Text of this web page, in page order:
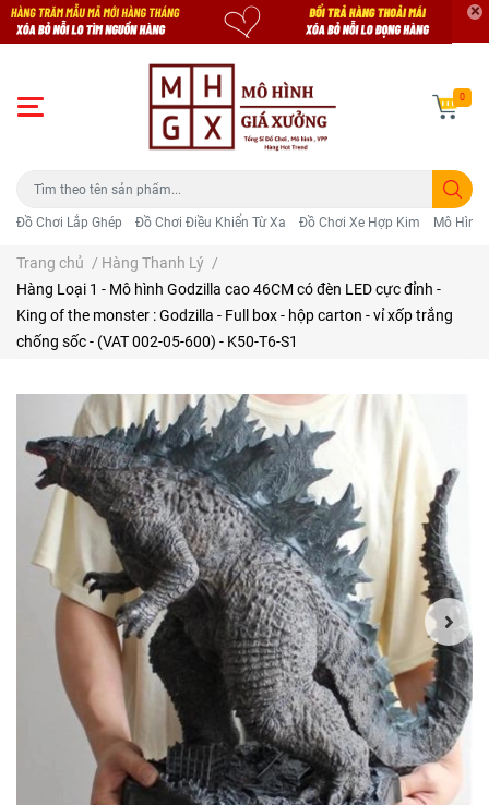
Đồ Chơi Lắp Ghép Đồ Chơi Điều Khiển Từ Xa Đồ Chơi Xe Hợp Kim Mô Hình
0
Trang chủ / Hàng Thanh Lý /
Hàng Loại 1 - Mô hình Godzilla cao 46CM có đèn LED cực đỉnh -
King of the monster : Godzilla - Full box - hộp carton - vỉ xốp trắng
chống sốc - (VAT 002-05-600) - K50-T6-S1